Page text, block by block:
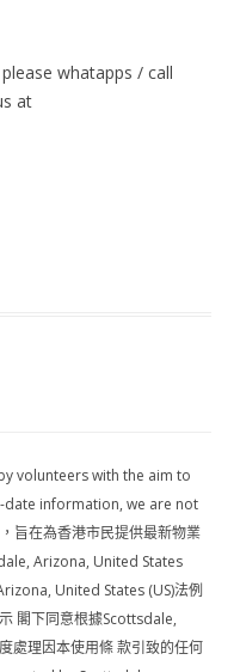
whatapps / call
at
volunteers with the aim to
information, we are not
旨在為香港市民提供最新物業
Arizona, United States
United States (US)法例
閣下同意根據Scottsdale,
處理因本使用條 款引致的任何